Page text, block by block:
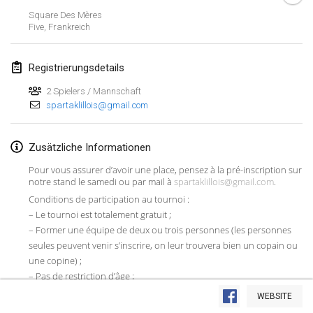
Liste anzeigen
Square Des Mères
Five, Frankreich
Registrierungsdetails
2 Spielers / Mannschaft
spartaklillois@gmail.com
Zusätzliche Informationen
Pour vous assurer d’avoir une place, pensez à la pré-inscription sur
notre stand le samedi ou par mail à spartaklillois@gmail.com.
Conditions de participation au tournoi :
– Le tournoi est totalement gratuit ;
– Former une équipe de deux ou trois personnes (les personnes
seules peuvent venir s’inscrire, on leur trouvera bien un copain ou
une copine) ;
– Pas de restriction d’âge ;
– Trouver un nom d’équipe (si possible prononçable) ;
– Les inscriptions le jour même sont possibles, mais il y a un risque
WEBSITE
Lumi Mölkky
Tournoi de la St Valentin
10. Feb. 2018|Frankreich
Faschings-Mölkky
Rakovnické mölkkování
24. Feb. 2018|Tschechische Republik
SM HalliMölkky - Finnish Championship
24. Feb. 2018 |
Tournoi de l'ASSER